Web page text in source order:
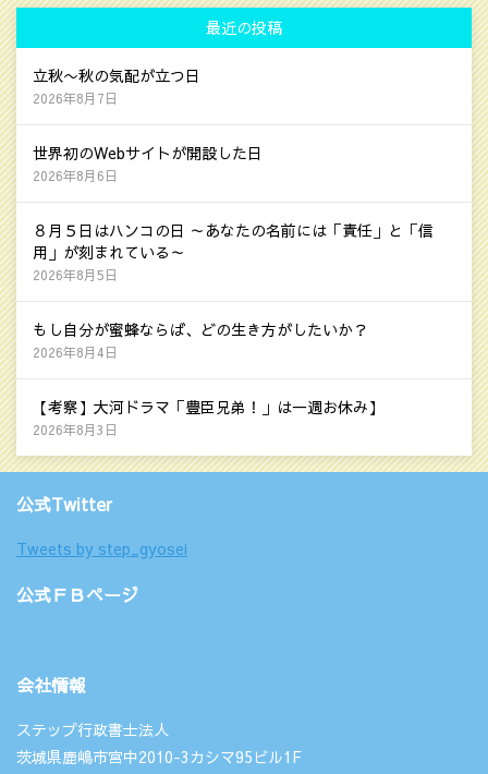
最近の投稿
立秋〜秋の気配が立つ日
2026年8月7日
世界初のWebサイトが開設した日
2026年8月6日
８月５日はハンコの日 ～あなたの名前には「責任」と「信
用」が刻まれている～
2026年8月5日
もし自分が蜜蜂ならば、どの生き方がしたいか？
2026年8月4日
【考察】大河ドラマ「豊臣兄弟！」は一週お休み】
2026年8月3日
公式Twitter
Tweets by step_gyosei
公式ＦＢページ
会社情報
ステップ行政書士法人
茨城県鹿嶋市宮中2010-3カシマ95ビル1F